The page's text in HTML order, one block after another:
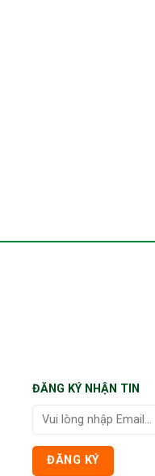
ĐĂNG KÝ NHẬN TIN